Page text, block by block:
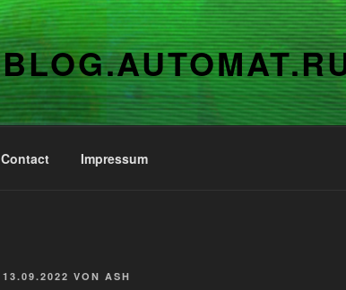
Contact Impressum
VERÖFFENTLICHT
13.09.2022 VON ASH